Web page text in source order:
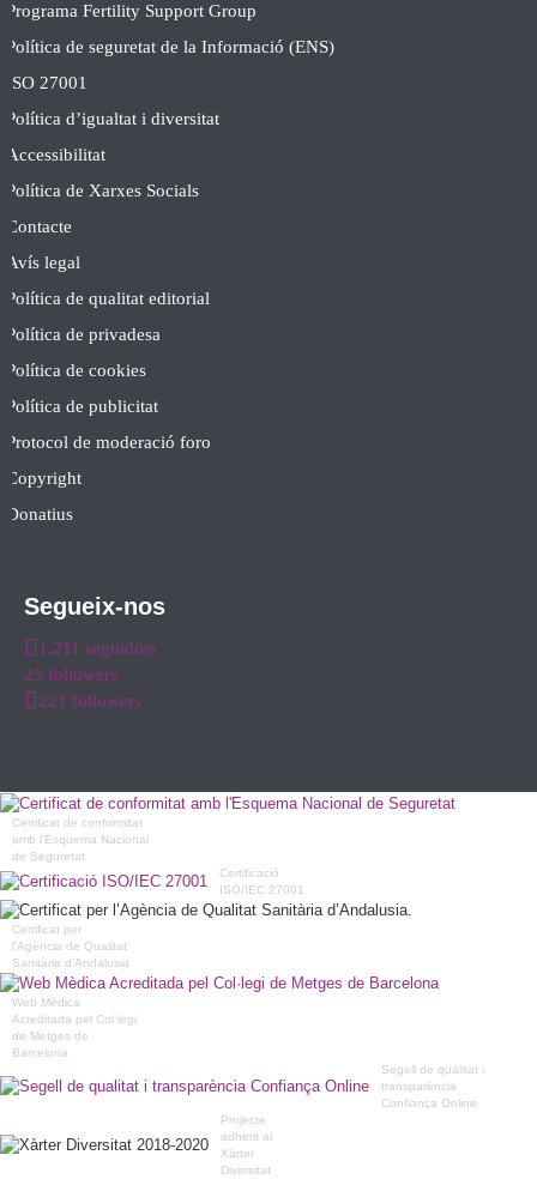
Programa Fertility Support Group
Política de seguretat de la Informació (ENS)
ISO 27001
Política d’igualtat i diversitat
Accessibilitat
Política de Xarxes Socials
Contacte
Avís legal
Política de qualitat editorial
Política de privadesa
Política de cookies
Política de publicitat
Protocol de moderació foro
Copyright
Donatius
Segueix-nos
1.211 seguidors
25 followers
221 followers
Certificat de conformitat
amb l'Esquema Nacional
de Seguretat
Certificació
ISO/IEC 27001
Certificat per
l’Agència de Qualitat
Sanitària d’Andalusia
Web Mèdica
Acreditada pel Col·legi
de Metges de
Barcelona
Segell de qualitat i
transparència
Confiança Online
Projecte
adherit al
Xàrter
Diversitat